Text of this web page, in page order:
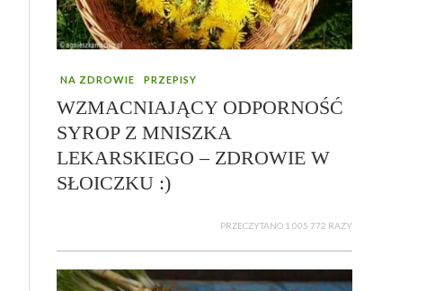
NA ZDROWIE PRZEPISY
WZMACNIAJĄCY ODPORNOŚĆ
SYROP Z MNISZKA
LEKARSKIEGO – ZDROWIE W
SŁOICZKU :)
PRZECZYTANO 1 005 772 RAZY